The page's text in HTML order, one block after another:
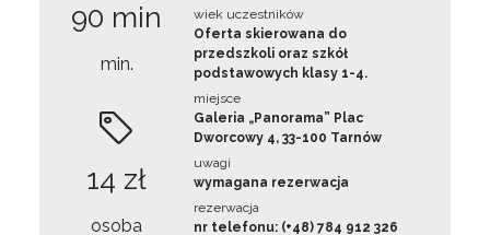
90 min
min.
14 zł
osoba
wiek uczestników
Oferta skierowana do
przedszkoli oraz szkół
podstawowych klasy 1-4.
miejsce
Galeria „Panorama” Plac
Dworcowy 4, 33-100 Tarnów
uwagi
wymagana rezerwacja
rezerwacja
nr telefonu: (+48) 784 912 326